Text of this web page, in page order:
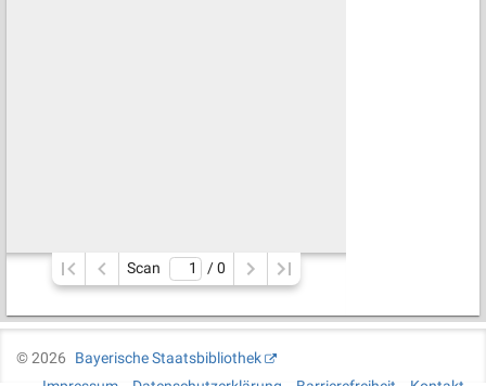
Scan / 0
©2026
Bayerische Staatsbibliothek